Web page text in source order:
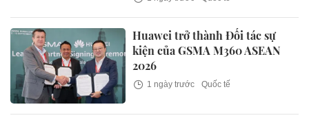
Huawei trở thành Đối tác sự
kiện của GSMA M360 ASEAN
2026
1 ngày trước Quốc tế